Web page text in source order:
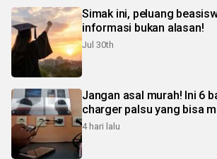
Simak ini, peluang
informasi bukan alasan!
Jul 30th
Jangan asal murah! Ini 6
charger palsu yang bisa
4 hari lalu